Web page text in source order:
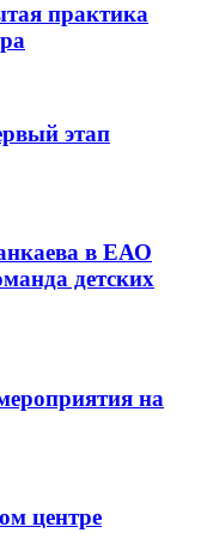
практика
этап
в ЕАО
детских
на
центре